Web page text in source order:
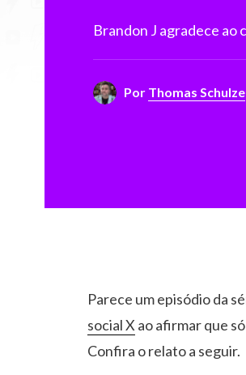
Brandon J agradece ao
Por Thomas Schulze
Parece um episódio da
social X ao afirmar que
Confira o relato a seguir.